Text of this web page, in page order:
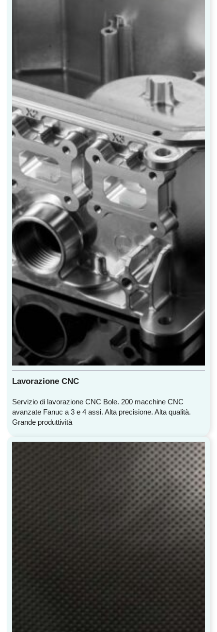
Lavorazione CNC
Servizio di lavorazione CNC Bole. 200 macchine CNC
avanzate Fanuc a 3 e 4 assi. Alta precisione. Alta qualità.
Grande produttività